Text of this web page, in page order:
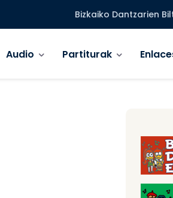
Bizkaiko Dantzarien
Audio Partiturak